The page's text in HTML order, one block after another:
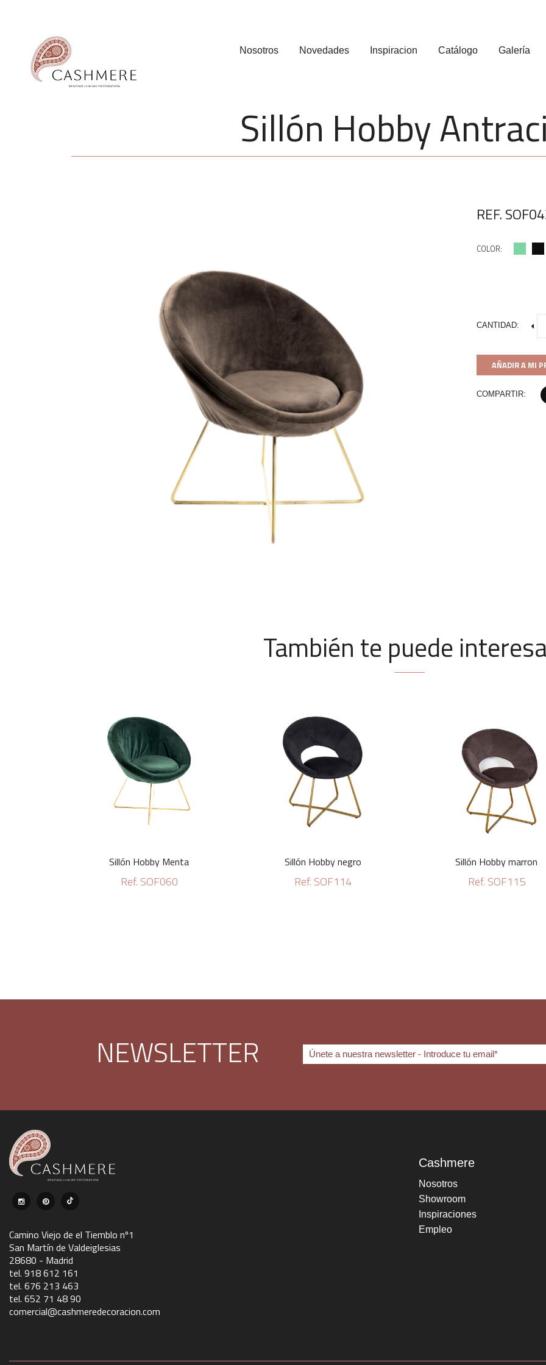
Nosotros Novedades Inspiracion Catálogo Galería
Sillón Hobby
REF.
COLOR:
CANTIDAD:
AÑADIR A MI
COMPARTIR:
También te puede
Sillón Hobby Menta
Ref. SOF060
Sillón Hobby negro
Ref. SOF114
Sillón Hobby marron
Ref. SOF115
NEWSLETTER
Camino Viejo de el Tiemblo nº1
San Martín de Valdeiglesias
28680 - Madrid
tel. 918 612 161
tel. 676 213 463
tel. 652 71 48 90
comercial@cashmeredecoracion.com
Cashmere
Nosotros
Showroom
Inspiraciones
Empleo